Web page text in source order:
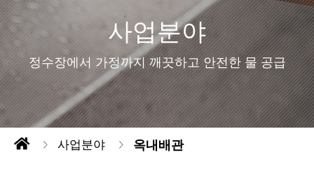
사업분야
정수장에서 가정까지 깨끗하고 안전한 물 공급
사업분야 옥내배관